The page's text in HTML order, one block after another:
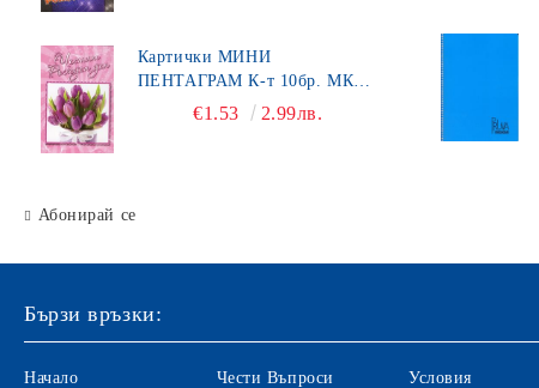
Картички МИНИ
ПЕНТАГРАМ К-т 10бр. МК
€1.53 2.99лв.
Абонирай се
Бързи връзки:
Начало Чести Въпроси Условия